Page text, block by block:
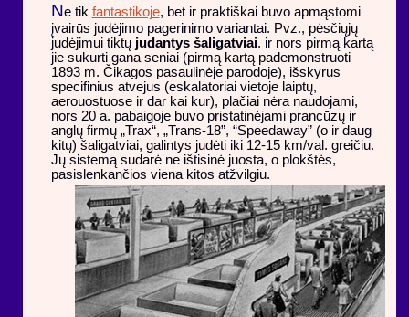
Ne tik fantastikoje, bet ir praktiškai buvo apmąstomi
įvairūs judėjimo pagerinimo variantai. Pvz., pėsčiųjų
judėjimui tiktų judantys šaligatviai. ir nors pirmą kartą
jie sukurti gana seniai (pirmą kartą pademonstruoti
1893 m. Čikagos pasaulinėje parodoje), išskyrus
specifinius atvejus (eskalatoriai vietoje laiptų,
aerouostuose ir dar kai kur), plačiai nėra naudojami,
nors 20 a. pabaigoje buvo pristatinėjami prancūzų ir
anglų firmų „Trax“, „Trans-18”, “Speedaway” (o ir daug
kitų) šaligatviai, galintys judėti iki 12-15 km/val. greičiu.
Jų sistemą sudarė ne ištisinė juosta, o plokštės,
pasislenkančios viena kitos atžvilgiu.